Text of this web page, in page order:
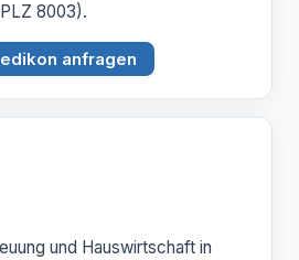
8003).
anfragen
und Hauswirtschaft in